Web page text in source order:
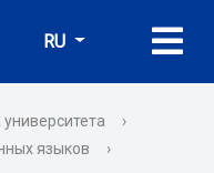
RU
университета
›
языков
›